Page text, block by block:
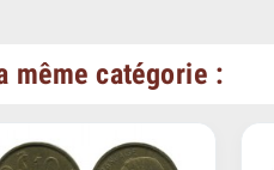
même catégorie :